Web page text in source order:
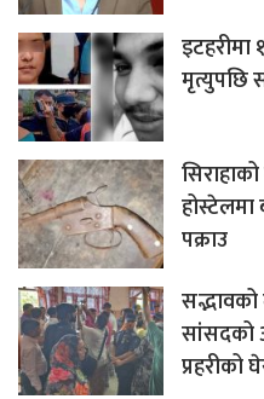
मृत्युपछि
पक्राउ
सद्भावको
सांसदको
प्रहरीको